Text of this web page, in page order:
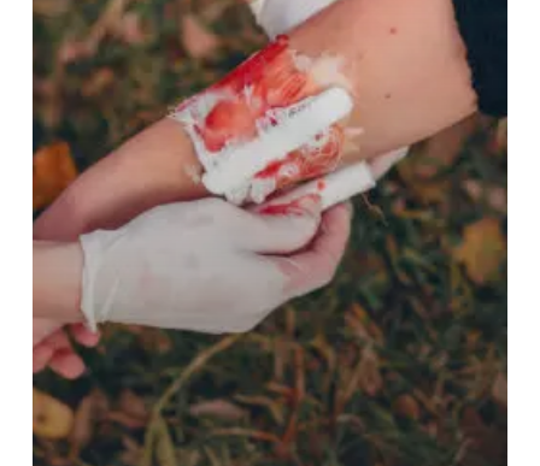
Vaksin
Tetraxim